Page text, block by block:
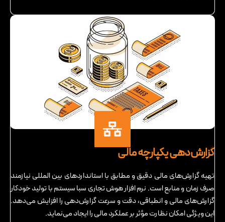
گزارش‌دهی یکپارچه مالی
تهیه گزارش‌های مالی دقیق و مطابق با استانداردهای بین ‌المللی نیازمند
صرف زمان و منابع است. نرم ‌افزار هوش تجاری سبا سیستم با تولید خودکار
گزارش‌های مالی و انطباقی، دقت و سرعت گزارش‌دهی را افزایش می‌دهد.
این ویژگی امکان نظارت مؤثر بر عملکرد مالی را ایجاد می‌نماید.